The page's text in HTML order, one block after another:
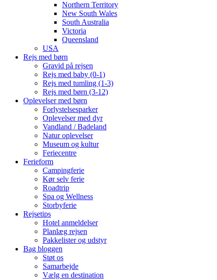
Northern Territory
New South Wales
South Australia
Victoria
Queensland
USA
Rejs med børn
Gravid på rejsen
Rejs med baby (0-1)
Rejs med tumling (1-3)
Rejs med børn (3-12)
Oplevelser med børn
Forlystelsesparker
Oplevelser med dyr
Vandland / Badeland
Natur oplevelser
Museum og kultur
Feriecentre
Ferieform
Campingferie
Kør selv ferie
Roadtrip
Spa og Wellness
Storbyferie
Rejsetips
Hotel anmeldelser
Planlæg rejsen
Pakkelister og udstyr
Bag bloggen
Støt os
Samarbejde
Vælg en destination